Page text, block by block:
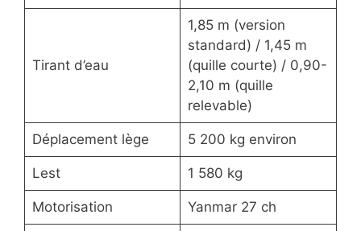
Tirant d’eau
1,85 m (version
standard) / 1,45 m
(quille courte) / 0,90-
2,10 m (quille
relevable)
Déplacement lège 5 200 kg environ
Lest 1 580 kg
Motorisation Yanmar 27 ch